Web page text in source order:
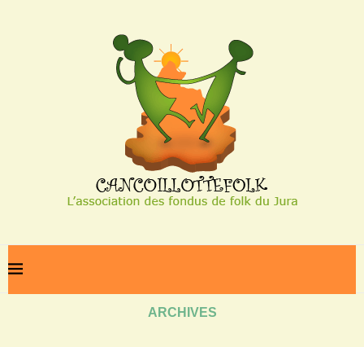
ARCHIVES